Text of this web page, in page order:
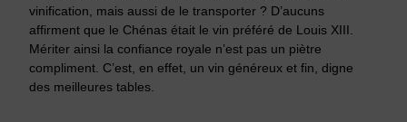
vinification, mais aussi de le transporter ? D’aucuns
affirment que le Chénas était le vin préféré de Louis XIII.
Mériter ainsi la confiance royale n’est pas un piètre
compliment. C’est, en effet, un vin généreux et fin, digne
des meilleures tables.